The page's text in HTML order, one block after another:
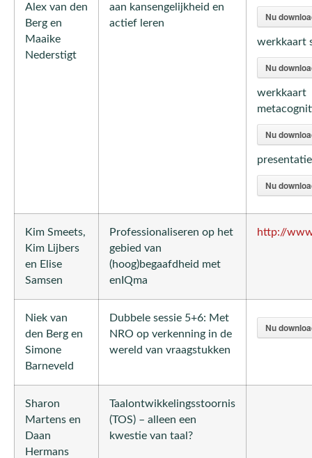
Alex van den
Berg en
Maaike
Nederstigt
aan kansengelijkheid en
actief leren
Nu
werkkaart
Nu
werkkaart
Nu
Nu
Kim Smeets,
Kim Lijbers
en Elise
Samsen
Professionaliseren op het
gebied van
(hoog)begaafdheid met
enIQma
http://
Niek van
den Berg en
Simone
Barneveld
Dubbele sessie 5+6: Met
NRO op verkenning in de
wereld van vraagstukken
Nu
Sharon
Martens en
Daan
Hermans
Taalontwikkelingsstoornis
(TOS) – alleen een
kwestie van taal?